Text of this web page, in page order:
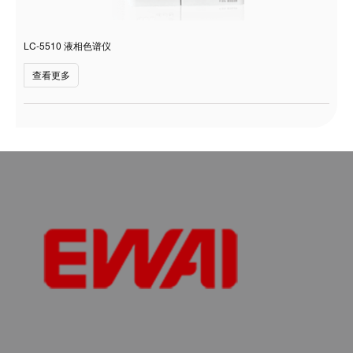
LC-5510 液相色谱仪
查看更多